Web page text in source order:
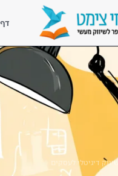
שיווק דיגיטלי לעסקים